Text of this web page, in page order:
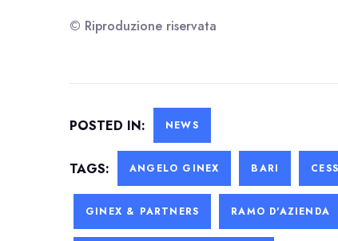
© Riproduzione riservata
POSTED IN: NEWS
TAGS: ANGELO GINEX BARI
GINEX & PARTNERS RAMO D'AZIENDA